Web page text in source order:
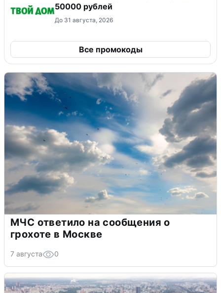
50000 рублей
До 31 августа, 2026
Все промокоды
МЧС ответило на сообщения о
грохоте в Москве
7 августа 0